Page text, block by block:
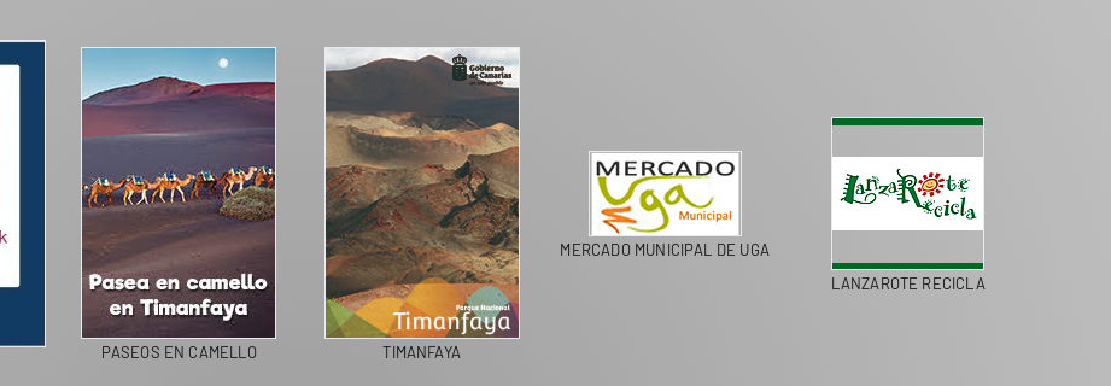
PASEOS EN CAMELLO TIMANFAYA
MERCADO MUNICIPAL DE UGA
LANZAROTE RECICLA